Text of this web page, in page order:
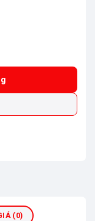
số lượng
(0)